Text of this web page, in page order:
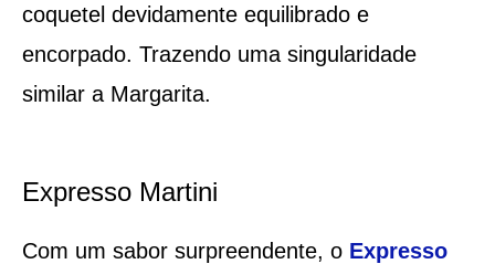
coquetel devidamente equilibrado e
encorpado. Trazendo uma singularidade
similar a Margarita.
Expresso Martini
Com um sabor surpreendente, o Expresso